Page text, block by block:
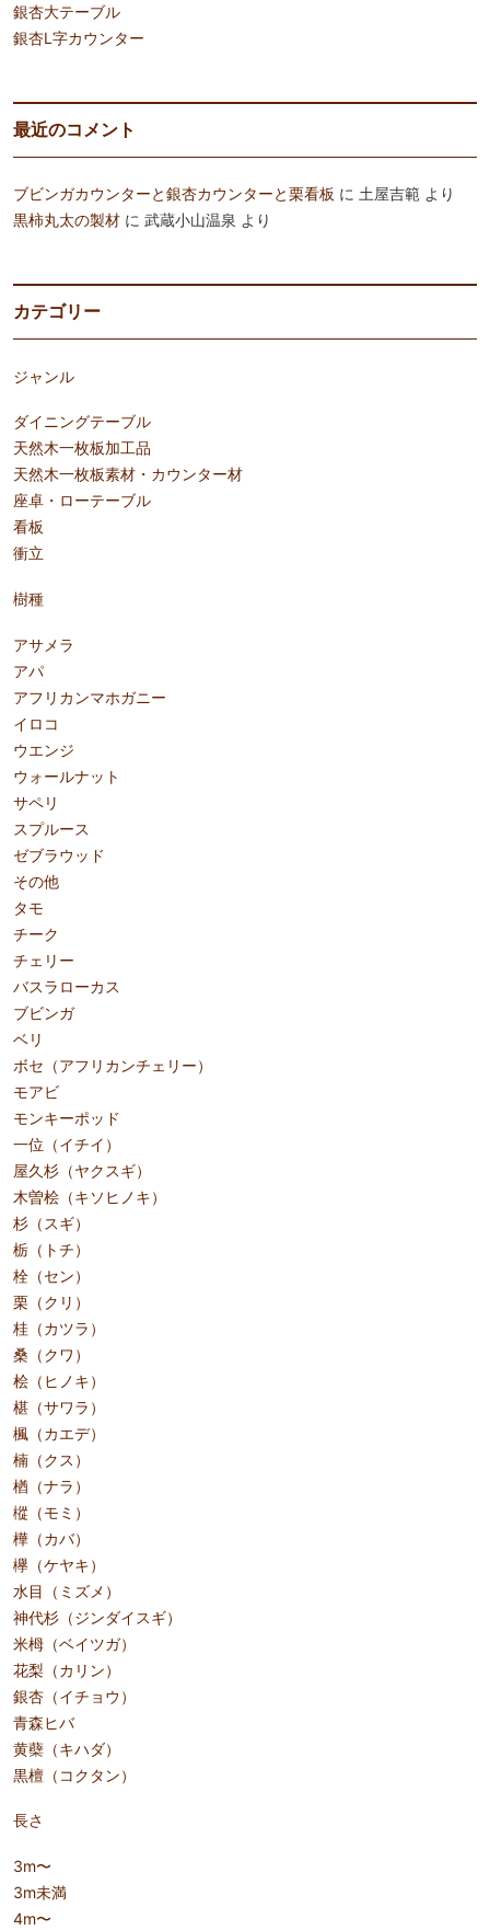
銀杏大テーブル
銀杏L字カウンター
最近のコメント
ブビンガカウンターと銀杏カウンターと栗看板 に 土屋吉範 より
黒柿丸太の製材 に 武蔵小山温泉 より
カテゴリー
ジャンル
ダイニングテーブル
天然木一枚板加工品
天然木一枚板素材・カウンター材
座卓・ローテーブル
看板
衝立
樹種
アサメラ
アパ
アフリカンマホガニー
イロコ
ウエンジ
ウォールナット
サペリ
スプルース
ゼブラウッド
その他
タモ
チーク
チェリー
バスラローカス
ブビンガ
ベリ
ボセ（アフリカンチェリー）
モアビ
モンキーポッド
一位（イチイ）
屋久杉（ヤクスギ）
木曽桧（キソヒノキ）
杉（スギ）
栃（トチ）
栓（セン）
栗（クリ）
桂（カツラ）
桑（クワ）
桧（ヒノキ）
椹（サワラ）
楓（カエデ）
楠（クス）
楢（ナラ）
樅（モミ）
樺（カバ）
欅（ケヤキ）
水目（ミズメ）
神代杉（ジンダイスギ）
米栂（ベイツガ）
花梨（カリン）
銀杏（イチョウ）
青森ヒバ
黄蘗（キハダ）
黒檀（コクタン）
長さ
3m〜
3m未満
4m〜